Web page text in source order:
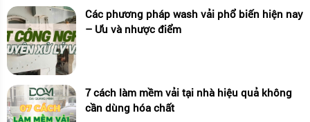
Các phương pháp wash vải phổ biến hiện nay
– Ưu và nhược điểm
7 cách làm mềm vải tại nhà hiệu quả không
cần dùng hóa chất